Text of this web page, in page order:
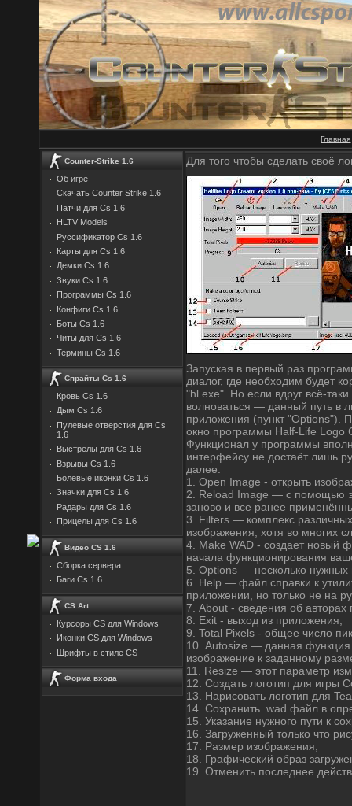
Главная
Counter-Strike 1.6
Об игре
Скачать Counter Strike 1.6
Патчи для Cs 1.6
HLTV Models
Руссификатор Cs 1.6
Карты для Cs 1.6
Демки Cs 1.6
Звуки Cs 1.6
Программы Cs 1.6
Конфиги Cs 1.6
Боты Cs 1.6
Читы для Cs 1.6
Термины Cs 1.6
Спрайты Cs 1.6
Кровь Cs 1.6
Дым Cs 1.6
Пулевые отверстия для Cs
1.6
Выстрелы для Cs 1.6
Взрывы Cs 1.6
Болевые иконки Cs 1.6
Значки для Cs 1.6
Радары для Cs 1.6
Прицелы для Cs 1.6
Видео CS 1.6
Сборка сервера
Баги Cs 1.6
CS Art
Курсоры CS для Windows
Иконки CS для Windows
Шрифты в стиле CS
Форма входа
Для того чтобы сделать своё
Запуская в первый раз
диалог, где необходим будет
"hl.exe". Но если вдруг всё-
волноваться — данный путь в
приложения (пункт "Options").
окно программы Half-Life Logo
Функционал у программы
интерфейсу не достаёт лишь
далее:
1. Open Image - открыть
2. Reload Image — с помощью
заново и все ранее
3. Filters — комплекс
изображения, хотя во многих
4. Make WAD - создает новый
начала функционирования
5. Options — несколько нужных
6. Help — файл справки к
приложении, но только не на
7. About - сведения об
8. Exit - выход из приложения;
9. Total Pixels - общее число
10. Autosize — данная функция
изображение к заданному
11. Resize — этот параметр
12. Создать логотип для игры
13. Нарисовать логотип для
14. Сохранить .wad файл в
15. Указание нужного пути к
16. Загруженный только что
17. Размер изображения;
18. Графический образ
19. Отменить последнее